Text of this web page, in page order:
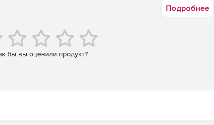
значений основных расчетных характеристик
перемещений и т. д.).
Подробнее
бы вы оценили продукт?